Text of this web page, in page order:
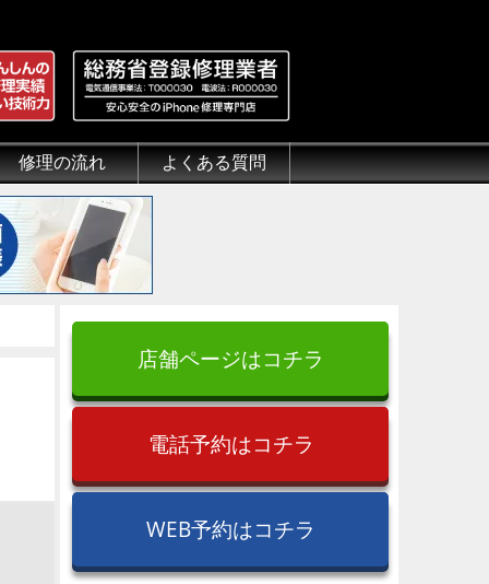
.jp
性いて
修理の流れ
来店修理の流れ
郵送修理の流れ
出張修理の流れ
よくある質問
よくある質問（iPhone修理）
よくある質問（郵送修理）
よくある質問（出張修理）
よくある質問（G-PACK）
店舗ページはコチラ
電話予約はコチラ
WEB予約はコチラ